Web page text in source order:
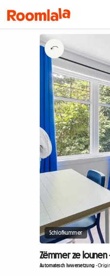
Schlofkummer
Zëmmer ze lounen
Automatesch Iwwersetzung -